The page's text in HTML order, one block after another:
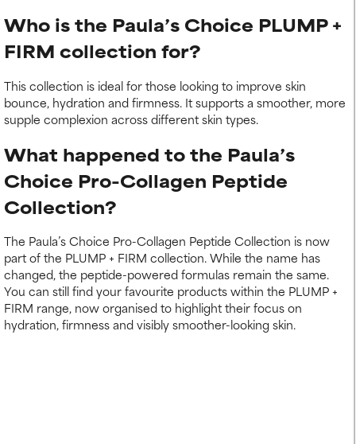
Who is the Paula’s Choice PLUMP +
FIRM collection for?
This collection is ideal for those looking to improve skin
bounce, hydration and firmness. It supports a smoother, more
supple complexion across different skin types.
What happened to the Paula’s
Choice Pro-Collagen Peptide
Collection?
The Paula’s Choice Pro-Collagen Peptide Collection is now
part of the PLUMP + FIRM collection. While the name has
changed, the peptide-powered formulas remain the same.
You can still find your favourite products within the PLUMP +
FIRM range, now organised to highlight their focus on
hydration, firmness and visibly smoother-looking skin.